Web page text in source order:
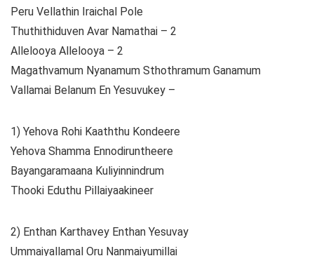
Peru Vellathin Iraichal Pole
Thuthithiduven Avar Namathai – 2
Allelooya Allelooya – 2
Magathvamum Nyanamum Sthothramum Ganamum
Vallamai Belanum En Yesuvukey –
1) Yehova Rohi Kaaththu Kondeere
Yehova Shamma Ennodiruntheere
Bayangaramaana Kuliyinnindrum
Thooki Eduthu Pillaiyaakineer
2) Enthan Karthavey Enthan Yesuvay
Ummaiyallamal Oru Nanmaiyumillai